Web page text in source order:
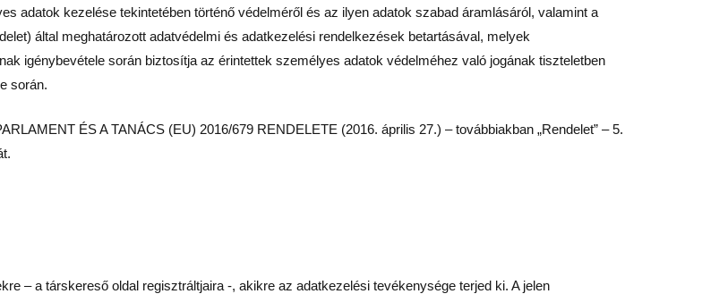
adatok kezelése tekintetében történő védelméről és az ilyen adatok szabad áramlásáról, valamint a
által meghatározott adatvédelmi és adatkezelési rendelkezések betartásával, melyek
igénybevétele során biztosítja az érintettek személyes adatok védelméhez való jogának tiszteletben
során.
ÉS A TANÁCS (EU) 2016/679 RENDELETE (2016. április 27.) – továbbiakban „Rendelet” – 5.
– a társkereső oldal regisztráltjaira -, akikre az adatkezelési tevékenysége terjed ki. A jelen